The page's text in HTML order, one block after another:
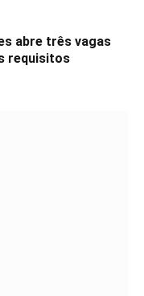
abre três vagas
requisitos